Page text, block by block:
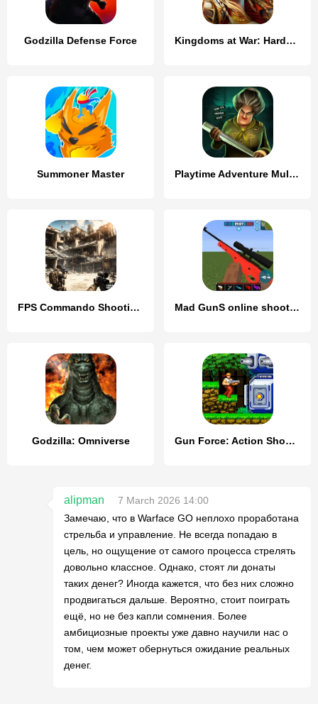
Godzilla Defense Force Kingdoms at War: Hardcore PVP
Summoner Master Playtime Adventure Multiplayer
FPS Commando Shooting Games 3D Mad GunS online shooting games
Godzilla: Omniverse Gun Force: Action Shooting
alipman
7 March 2026 14:00
Замечаю, что в Warface GO неплохо проработана
стрельба и управление. Не всегда попадаю в
цель, но ощущение от самого процесса стрелять
довольно классное. Однако, стоят ли донаты
таких денег? Иногда кажется, что без них сложно
продвигаться дальше. Вероятно, стоит поиграть
ещё, но не без капли сомнения. Более
амбициозные проекты уже давно научили нас о
том, чем может обернуться ожидание реальных
денег.